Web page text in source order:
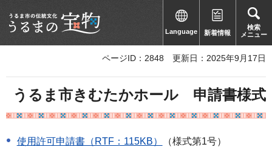
Language 新着情報
検索
メニュー
ページID：2848 更新日：2025年9月17日
うるま市きむたかホール 申請書様式
使用許可申請書（RTF：115KB）
（様式第1号）